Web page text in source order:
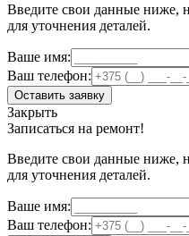
Введите свои данные ниже,
для уточнения деталей.
Ваше имя:
Ваш телефон:
Оставить заявку
Закрыть
Записаться на ремонт!
Введите свои данные ниже,
для уточнения деталей.
Ваше имя:
Ваш телефон: